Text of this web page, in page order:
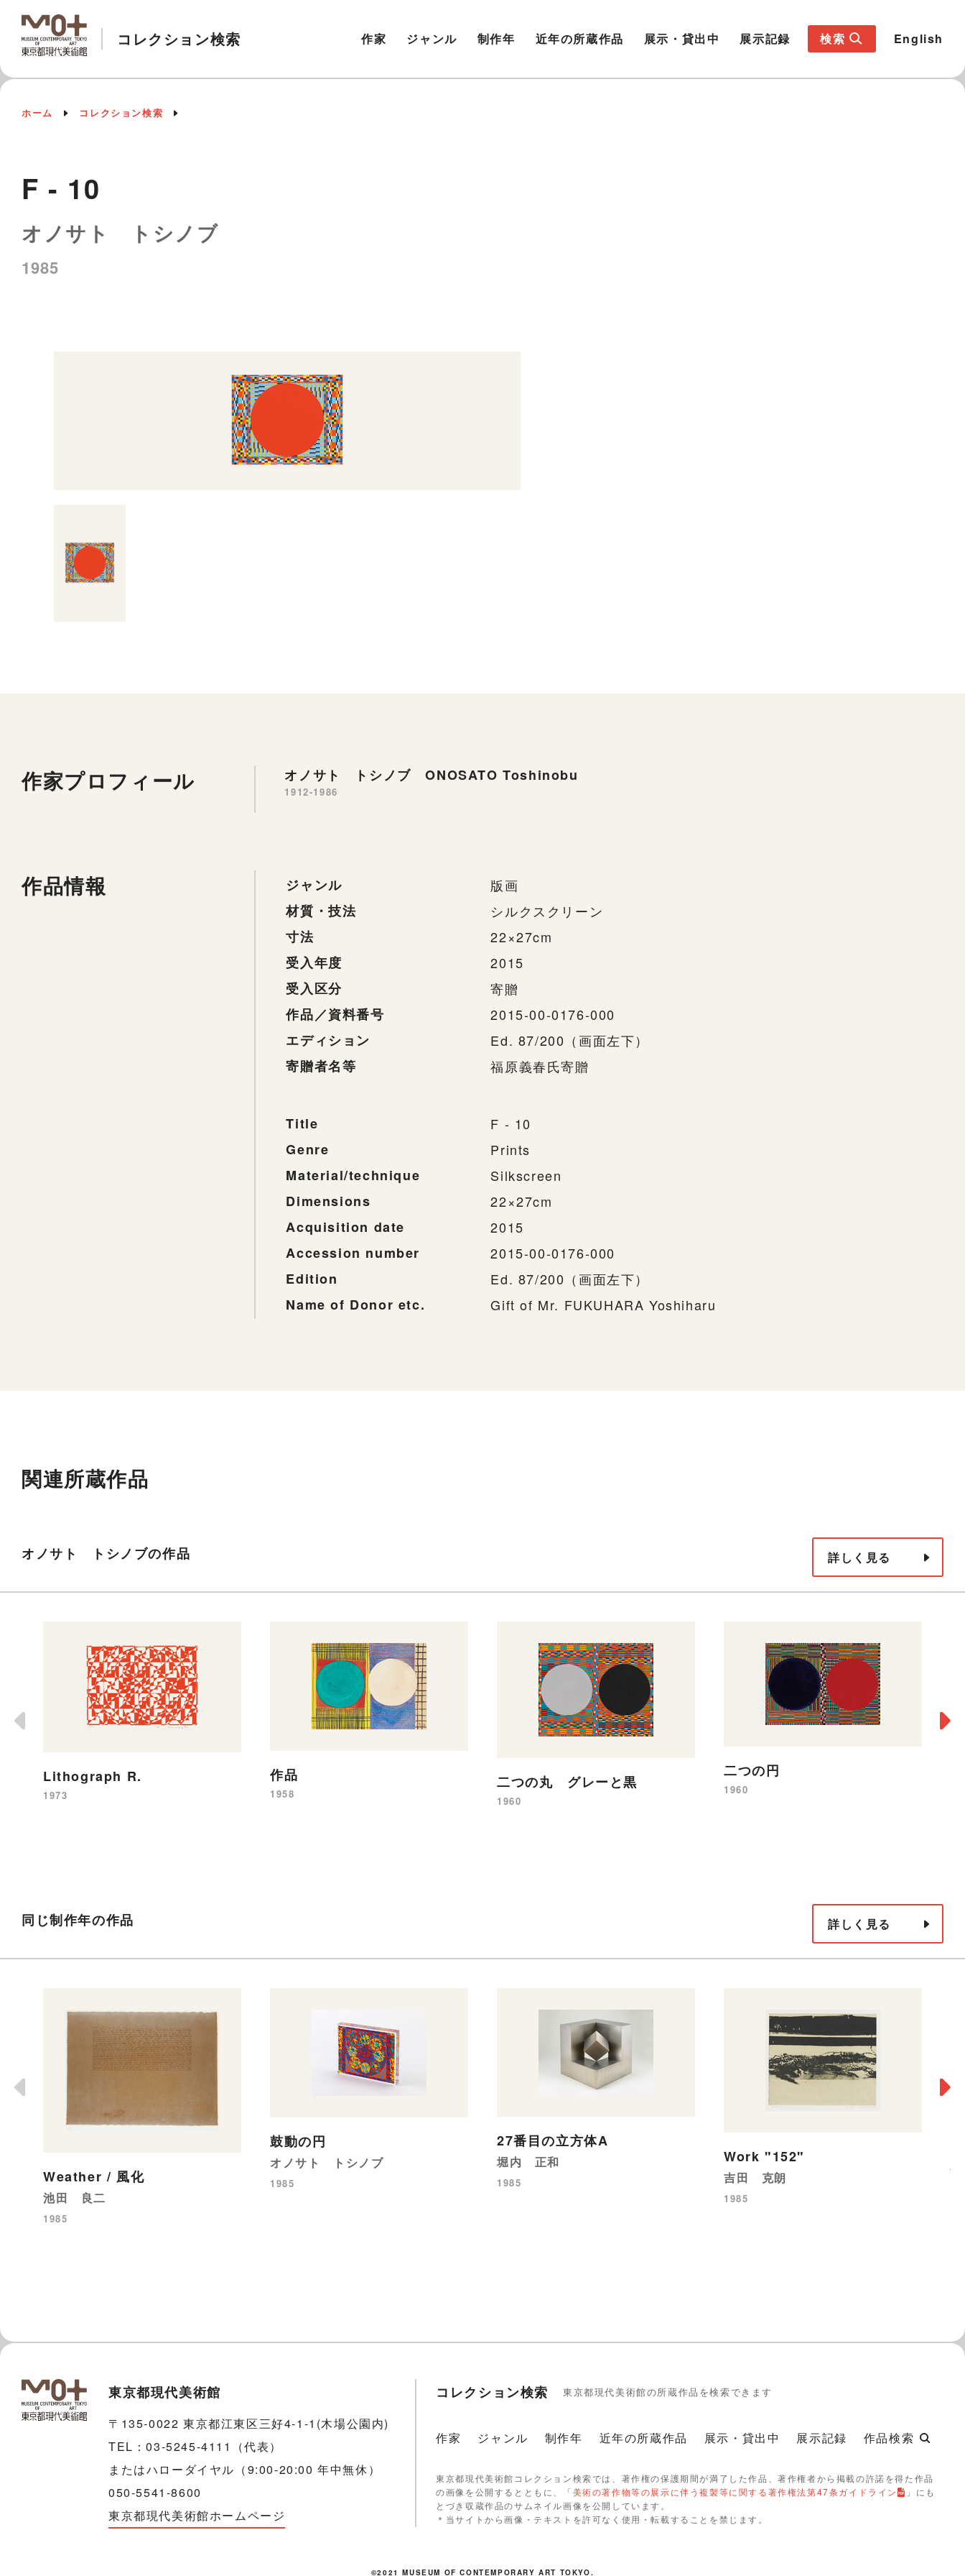
コレクション検索 作家 ジャンル 制作年 近年の所蔵作品 展示・貸出中 展示記録 検索 English
ホーム コレクション検索
F - 10
オノサト トシノブ
1985
作家プロフィール オノサト トシノブ ONOSATO Toshinobu
1912-1986
作品情報 ジャンル
版画
材質・技法
シルクスクリーン
寸法
22×27cm
受入年度
2015
受入区分
寄贈
作品／資料番号
2015-00-0176-000
エディション
Ed. 87/200（画面左下）
寄贈者名等
福原義春氏寄贈
Title
F - 10
Genre
Prints
Material/technique
Silkscreen
Dimensions
22×27cm
Acquisition date
2015
Accession number
2015-00-0176-000
Edition
Ed. 87/200（画面左下）
Name of Donor etc.
Gift of Mr. FUKUHARA Yoshiharu
関連所蔵作品
オノサト トシノブの作品 詳しく見る
Lithograph R.
1973
作品
1958
二つの丸 グレーと黒
1960
二つの円
1960
同じ制作年の作品 詳しく見る
Weather / 風化
池田 良二
1985
鼓動の円
オノサト トシノブ
1985
27番目の立方体A
堀内 正和
1985
Work "152"
吉田 克朗
1985
東京都現代美術館
〒135-0022 東京都江東区三好4-1-1(木場公園内)
TEL：03-5245-4111（代表）
またはハローダイヤル（9:00-20:00 年中無休）
050-5541-8600
東京都現代美術館ホームページ
コレクション検索 東京都現代美術館の所蔵作品を検索できます
作家 ジャンル 制作年 近年の所蔵作品 展示・貸出中 展示記録 作品検索
東京都現代美術館コレクション検索では、著作権の保護期間が満了した作品、著作権者から掲載の許諾を得た作品
の画像を公開するとともに、「美術の著作物等の展示に伴う複製等に関する著作権法第47条ガイドライン
」にも
とづき収蔵作品のサムネイル画像を公開しています。
＊当サイトから画像・テキストを許可なく使用・転載することを禁じます。
©2021 MUSEUM OF CONTEMPORARY ART TOKYO.